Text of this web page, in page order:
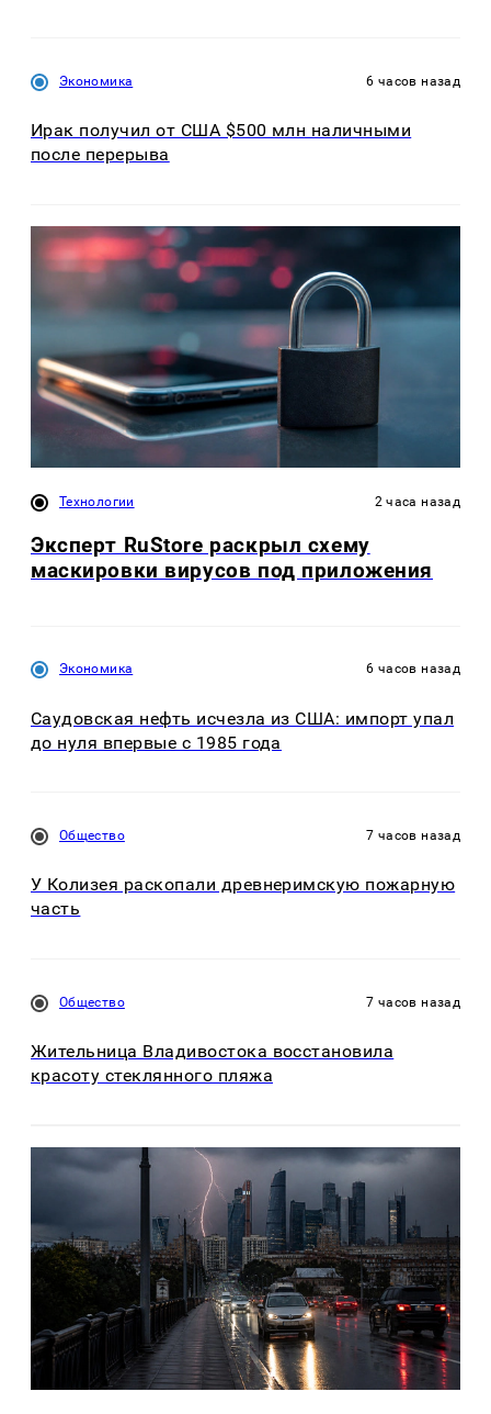
Экономика 6 часов назад
Ирак получил от США $500 млн наличными
после перерыва
Технологии 2 часа назад
Эксперт RuStore раскрыл схему
маскировки вирусов под приложения
Экономика 6 часов назад
Саудовская нефть исчезла из США: импорт упал
до нуля впервые с 1985 года
Общество 7 часов назад
У Колизея раскопали древнеримскую пожарную
часть
Общество 7 часов назад
Жительница Владивостока восстановила
красоту стеклянного пляжа